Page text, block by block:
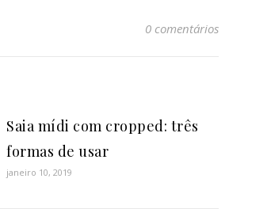
0 comentários
Saia mídi com cropped: três
formas de usar
janeiro 10, 2019